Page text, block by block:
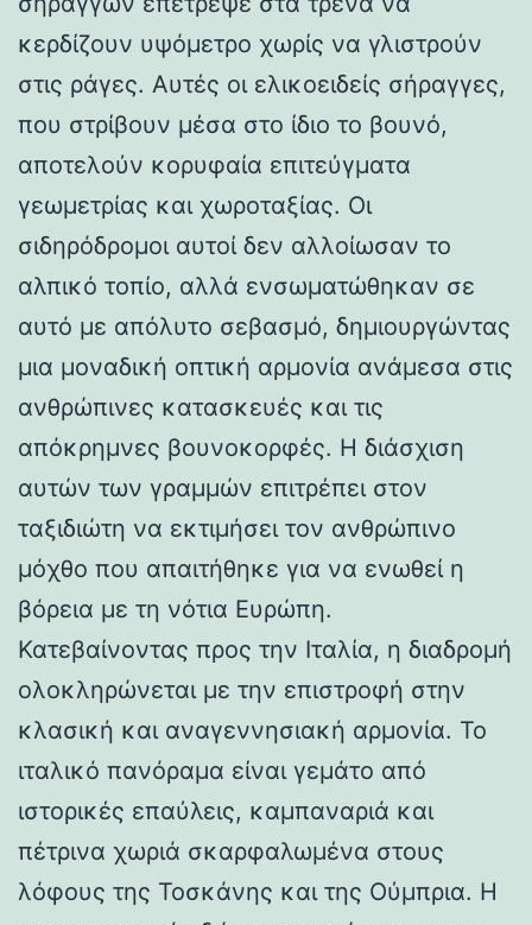
κερδίζουν υψόμετρο χωρίς να γλιστρούν
στις ράγες. Αυτές οι ελικοειδείς σήραγγες,
που στρίβουν μέσα στο ίδιο το βουνό,
αποτελούν κορυφαία επιτεύγματα
γεωμετρίας και χωροταξίας. Οι
σιδηρόδρομοι αυτοί δεν αλλοίωσαν το
αλπικό τοπίο, αλλά ενσωματώθηκαν σε
αυτό με απόλυτο σεβασμό, δημιουργώντας
μια μοναδική οπτική αρμονία ανάμεσα στις
ανθρώπινες κατασκευές και τις
απόκρημνες βουνοκορφές. Η διάσχιση
αυτών των γραμμών επιτρέπει στον
ταξιδιώτη να εκτιμήσει τον ανθρώπινο
μόχθο που απαιτήθηκε για να ενωθεί η
βόρεια με τη νότια Ευρώπη.
Κατεβαίνοντας προς την Ιταλία, η διαδρομή
ολοκληρώνεται με την επιστροφή στην
κλασική και αναγεννησιακή αρμονία. Το
ιταλικό πανόραμα είναι γεμάτο από
ιστορικές επαύλεις, καμπαναριά και
πέτρινα χωριά σκαρφαλωμένα στους
λόφους της Τοσκάνης και της Ούμπρια. Η